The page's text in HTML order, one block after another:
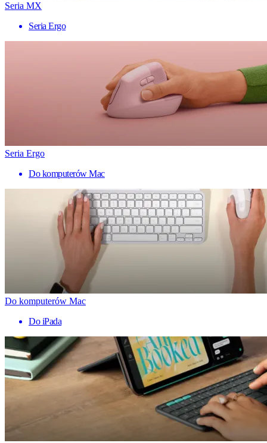
Seria MX
Seria Ergo
Seria Ergo
Do komputerów Mac
Do komputerów Mac
Do iPada